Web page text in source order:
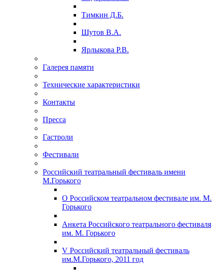
Тимкин Д.Б.
Шутов В.А.
Ярлыкова Р.В.
Галерея памяти
Технические характеристики
Контакты
Пресса
Гастроли
Фестивали
Российский театральный фестиваль имени
М.Горького
О Российском театральном фестивале им. М.
Горького
Анкета Российского театрального фестиваля
им. М. Горького
V Российский театральный фестиваль
им.М.Горького, 2011 год